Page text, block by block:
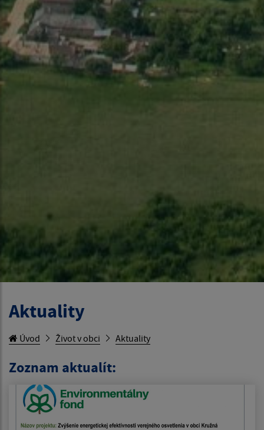
Aktuality
Úvod Život v obci Aktuality
Zoznam aktualít: